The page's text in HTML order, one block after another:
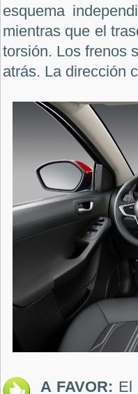
esquema
mientras que el
torsión. Los frenos
atrás. La dirección
A FAVOR: El